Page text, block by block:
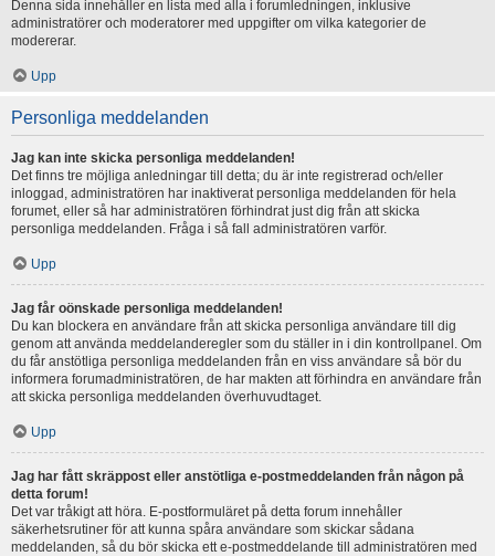
Denna sida innehåller en lista med alla i forumledningen, inklusive
administratörer och moderatorer med uppgifter om vilka kategorier de
modererar.
Upp
Personliga meddelanden
Jag kan inte skicka personliga meddelanden!
Det finns tre möjliga anledningar till detta; du är inte registrerad och/eller
inloggad, administratören har inaktiverat personliga meddelanden för hela
forumet, eller så har administratören förhindrat just dig från att skicka
personliga meddelanden. Fråga i så fall administratören varför.
Upp
Jag får oönskade personliga meddelanden!
Du kan blockera en användare från att skicka personliga användare till dig
genom att använda meddelanderegler som du ställer in i din kontrollpanel. Om
du får anstötliga personliga meddelanden från en viss användare så bör du
informera forumadministratören, de har makten att förhindra en användare från
att skicka personliga meddelanden överhuvudtaget.
Upp
Jag har fått skräppost eller anstötliga e-postmeddelanden från någon på
detta forum!
Det var tråkigt att höra. E-postformuläret på detta forum innehåller
säkerhetsrutiner för att kunna spåra användare som skickar sådana
meddelanden, så du bör skicka ett e-postmeddelande till administratören med